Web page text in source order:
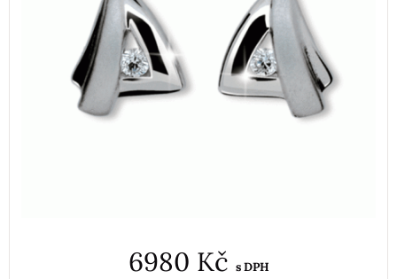
6980 Kč s DPH